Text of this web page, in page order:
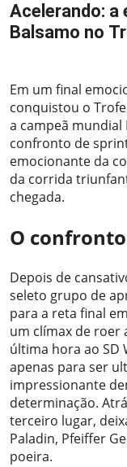
Acelerando: a
Balsamo no
Em um final
conquistou o
a campeã
confronto de
emocionante da
da corrida
chegada.
O
Depois de
seleto grupo de
para a reta final
um clímax de roer
última hora ao SD
apenas para ser
impressionante
determinação.
terceiro lugar,
Paladin, Pfeiffer
poeira.